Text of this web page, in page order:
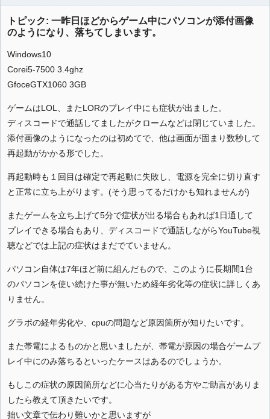
トピック: 一昨日ほどからゲーム中にパソコンが添付画像
のようになり、落ちてしまいます。
Windows10
Corei5-7500 3.4ghz
GfoceGTX1060 3GB
ゲームはLOL、またLORのプレイ中にも症状が出ました。
ディスコードで通話してましたがクロームなどは閉じていました。
添付画像のようになったのは初めてで、他は画面が固まり数秒して
再起動がかかる形でした。
再起動時も１回目は確定で再起動に失敗し、電源を完全に切り直す
と正常に立ち上がります。(そう思ってるだけかも知れませんが)
またゲームを立ち上げて5分で症状が出る場合もあれば1日通して
プレイできる場合もあり、ディスコードで通話しながらYouTube視
聴などでは上記の症状はまだでていません。
パソコン自体は7年ほど前に組んだもので、このように長期間1台
のパソコンを使い続けた事が無いため経年劣化等の症状に詳しくあ
りません。
グラボの経年劣化や、cpuの問題など原因箇所が知りたいです。
また帯電によるものかと思いましたが、帯電が原因の場合ゲームプ
レイ中にのみ落ちるといったケースはあるのでしょうか。
もしこの症状の原因箇所などに心当たりがある方やご助言がありま
したら教えて頂きたいです。
拙い文章で伝わり難いかと思いますが